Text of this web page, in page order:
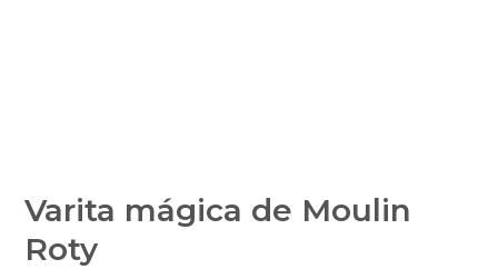
Varita mágica de Moulin
Roty